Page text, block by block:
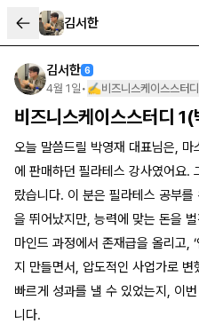
김서한
김서한 6
4월 1일 • ✍️비즈니스케이스스터디
비즈니스케이스스터디
오늘 말씀드릴 박영재 대표님은,
에 판매하던 필라테스 강사였어요
랐습니다. 이 분은 필라테스 공부
을 뛰어났지만, 능력에 맞는 돈을
마인드 과정에서 존재급을 올리고,
지 만들면서, 압도적인 사업가로 변
빠르게 성과를 낼 수 있었는지, 이
니다.